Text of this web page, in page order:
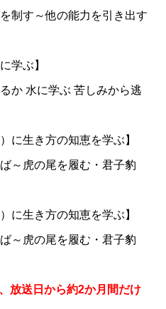
制す～他の能力を引き出す
学ぶ】
か 水に学ぶ 苦しみから逃
に生き方の知恵を学ぶ】
～虎の尾を履む・君子豹
に生き方の知恵を学ぶ】
～虎の尾を履む・君子豹
放送日から約2か月間だけ